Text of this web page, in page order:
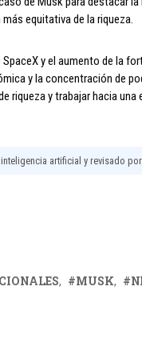
equitativa de la riqueza.
y el aumento de la
y la concentración de
riqueza y trabajar hacia una
artificial y revisado
MUSK